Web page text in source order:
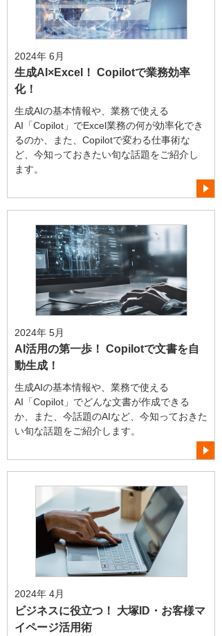
2024年 6月
生成AI×Excel！ Copilotで業務効率
化！
生成AIの基本情報や、業務で使える
AI「Copilot」でExcel業務の何が効率化でき
るのか、また、Copilotで変わる仕事術な
ど、今知っておきたい旬な話題をご紹介し
ます。
2024年 5月
AI活用の第一歩！ Copilotで文書を自
動生成！
生成AIの基本情報や、業務で使える
AI「Copilot」でどんな文書が作成できる
か、また、今話題のAIなど、今知っておきた
い旬な話題をご紹介します。
2024年 4月
ビジネスに役立つ！ 大塚ID・お客様マ
イページ活用術